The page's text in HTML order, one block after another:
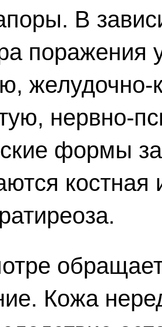
В
поражения
нервно-
формы
Кожа